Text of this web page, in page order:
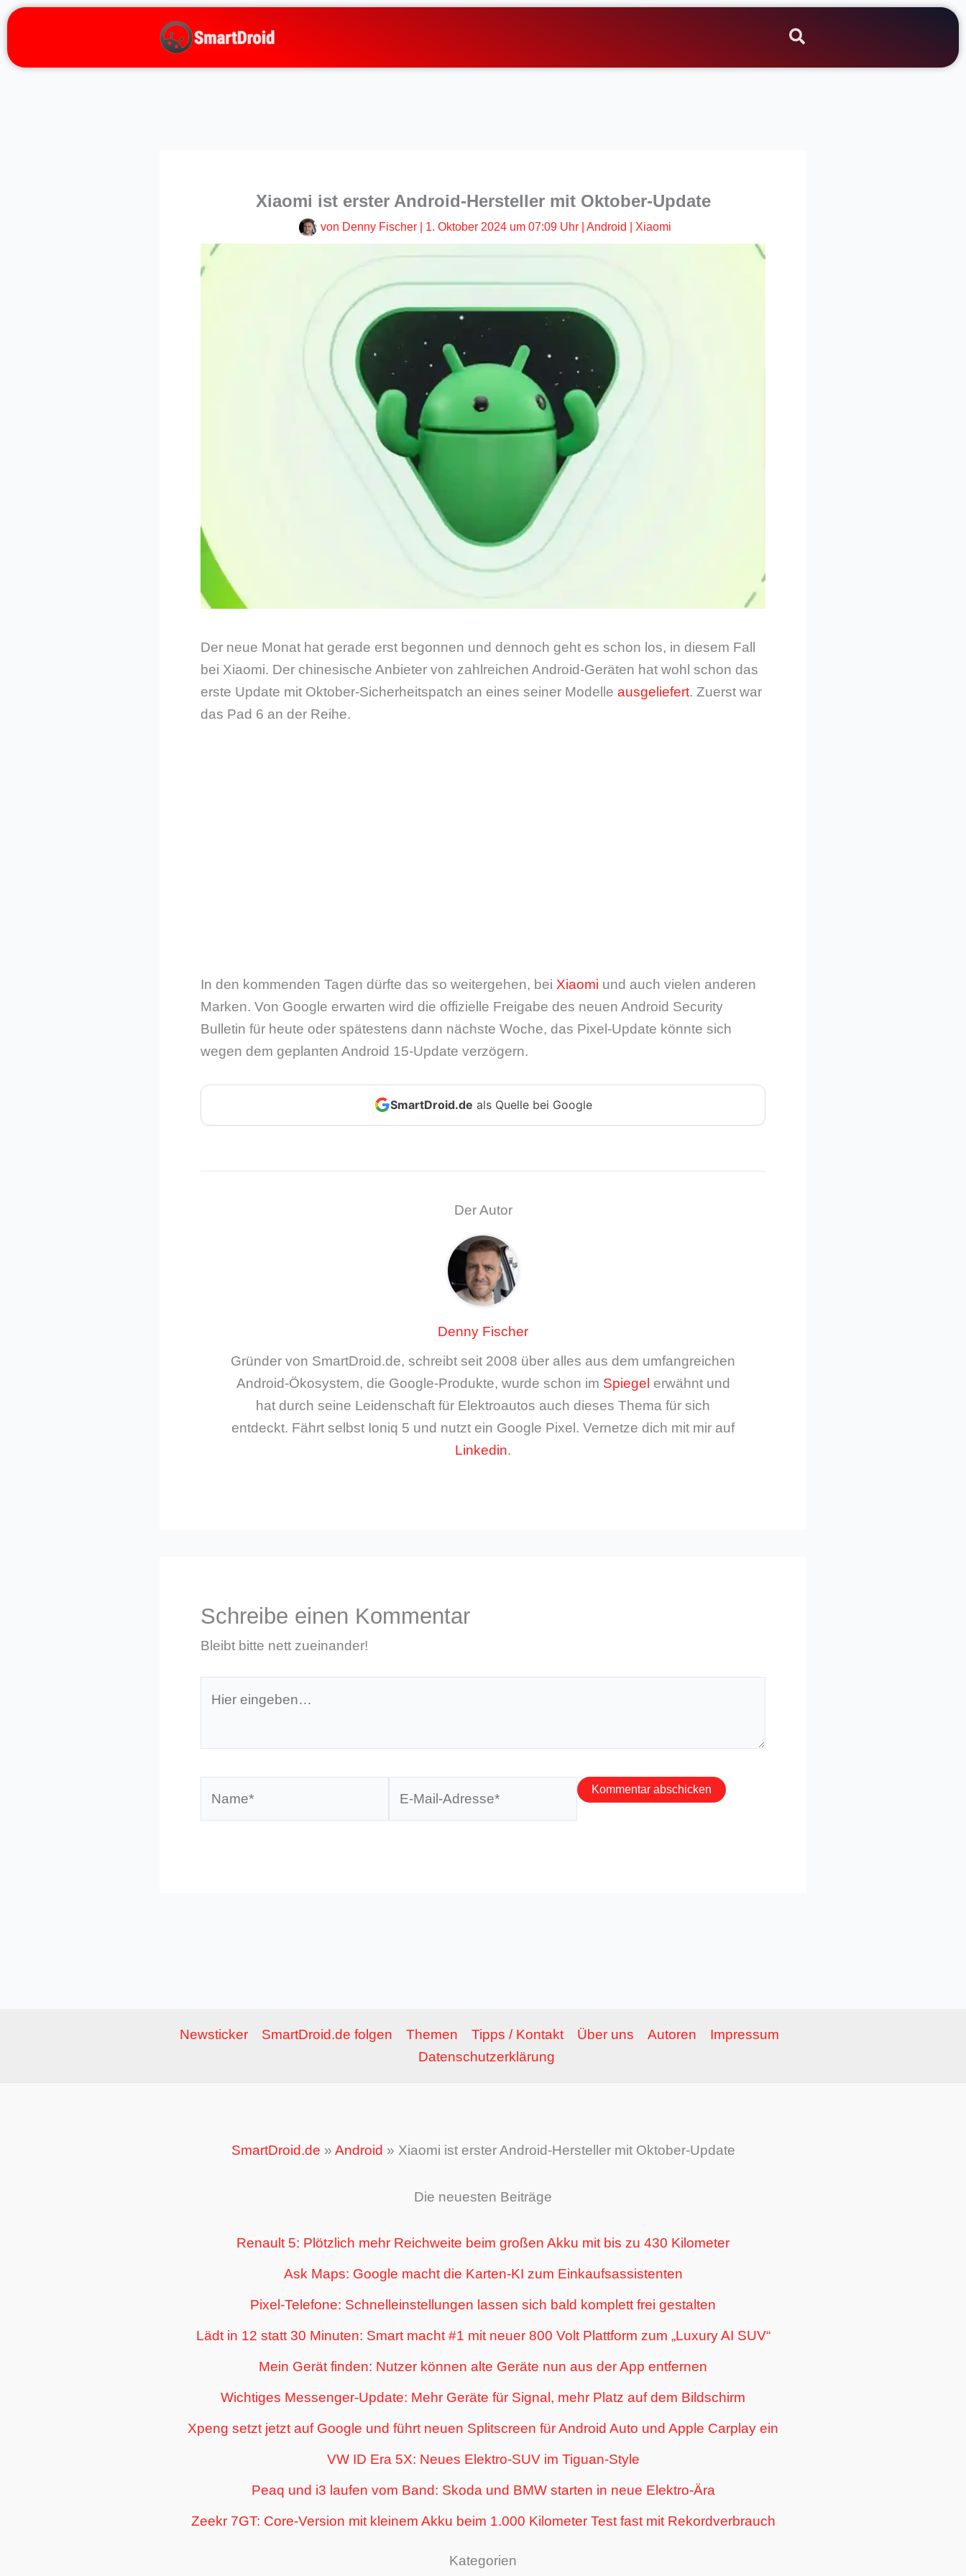
Zum
springen
Xiaomi ist erster Android-Hersteller mit Oktober-Update
von Denny Fischer 1. Oktober 2024 um 07:09 Uhr| Android Xiaomi
Der neue Monat hat gerade erst begonnen und dennoch geht es schon los, in diesem Fall
bei Xiaomi. Der chinesische Anbieter von zahlreichen Android-Geräten hat wohl schon das
erste Update mit Oktober-Sicherheitspatch an eines seiner Modelle ausgeliefert. Zuerst war
das Pad 6 an der Reihe.
In den kommenden Tagen dürfte das so weitergehen, bei Xiaomi und auch vielen anderen
Marken. Von Google erwarten wird die offizielle Freigabe des neuen Android Security
Bulletin für heute oder spätestens dann nächste Woche, das Pixel-Update könnte sich
wegen dem geplanten Android 15-Update verzögern.
SmartDroid.de als Quelle bei Google
Der Autor
Denny Fischer
Gründer von SmartDroid.de, schreibt seit 2008 über alles aus dem umfangreichen
Android-Ökosystem, die Google-Produkte, wurde schon im Spiegel erwähnt und
hat durch seine Leidenschaft für Elektroautos auch dieses Thema für sich
entdeckt. Fährt selbst Ioniq 5 und nutzt ein Google Pixel. Vernetze dich mit mir auf
Linkedin.
Schreibe einen Kommentar
Bleibt bitte nett zueinander!
eingeben…
Newsticker SmartDroid.de folgen Themen Tipps / Kontakt Über uns Autoren
Impressum
Datenschutzerklärung
SmartDroid.de » Android » Xiaomi ist erster Android-Hersteller mit Oktober-Update
Die neuesten Beiträge
Renault 5: Plötzlich mehr Reichweite beim großen Akku mit bis zu 430 Kilometer
Ask Maps: Google macht die Karten-KI zum Einkaufsassistenten
Pixel-Telefone: Schnelleinstellungen lassen sich bald komplett frei gestalten
Lädt in 12 statt 30 Minuten: Smart macht #1 mit neuer 800 Volt Plattform zum „Luxury AI SUV“
Mein Gerät finden: Nutzer können alte Geräte nun aus der App entfernen
Wichtiges Messenger-Update: Mehr Geräte für Signal, mehr Platz auf dem Bildschirm
Xpeng setzt jetzt auf Google und führt neuen Splitscreen für Android Auto und Apple Carplay ein
VW ID Era 5X: Neues Elektro-SUV im Tiguan-Style
Peaq und i3 laufen vom Band: Skoda und BMW starten in neue Elektro-Ära
Zeekr 7GT: Core-Version mit kleinem Akku beim 1.000 Kilometer Test fast mit Rekordverbrauch
Kategorien